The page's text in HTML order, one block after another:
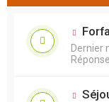
Dernier